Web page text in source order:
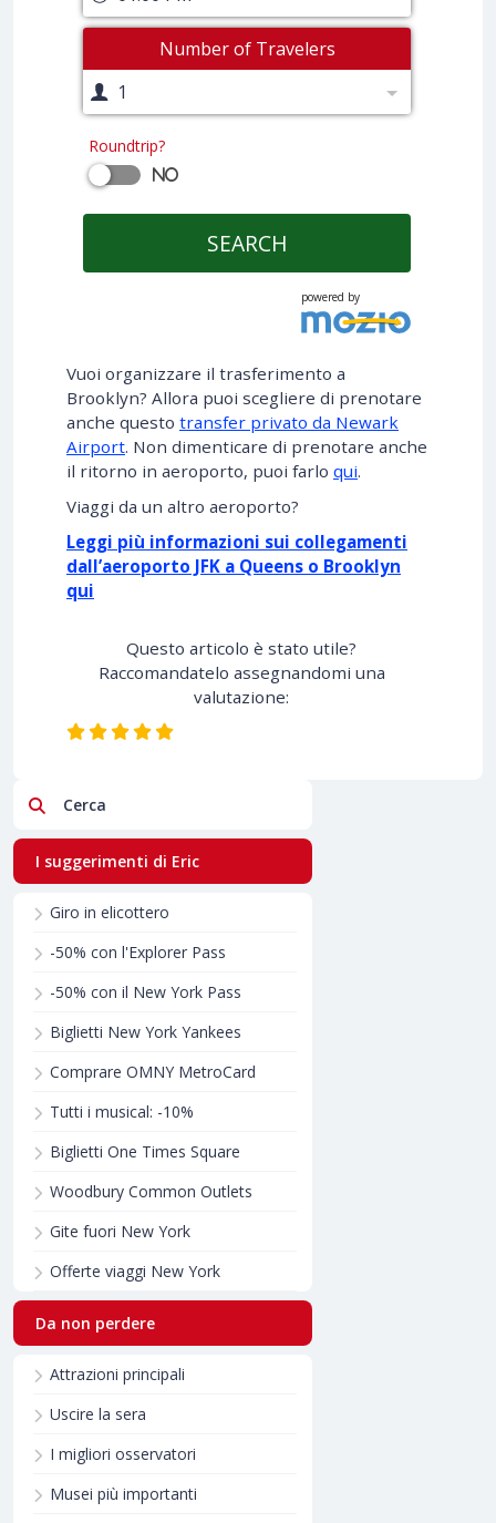
Number of Travelers
1
Roundtrip?
No
SEARCH
powered by
Vuoi organizzare il trasferimento a
Brooklyn? Allora puoi scegliere di prenotare
anche questo transfer privato da Newark
Airport. Non dimenticare di prenotare anche
il ritorno in aeroporto, puoi farlo qui.
Viaggi da un altro aeroporto?
Leggi più informazioni sui collegamenti
dall’aeroporto JFK a Queens o Brooklyn
qui
Questo articolo è stato utile?
Raccomandatelo assegnandomi una
valutazione:
Cerca
I suggerimenti di Eric
Giro in elicottero
-50% con l'Explorer Pass
-50% con il New York Pass
Biglietti New York Yankees
Comprare OMNY MetroCard
Tutti i musical: -10%
Biglietti One Times Square
Woodbury Common Outlets
Gite fuori New York
Offerte viaggi New York
Da non perdere
Attrazioni principali
Uscire la sera
I migliori osservatori
Musei più importanti